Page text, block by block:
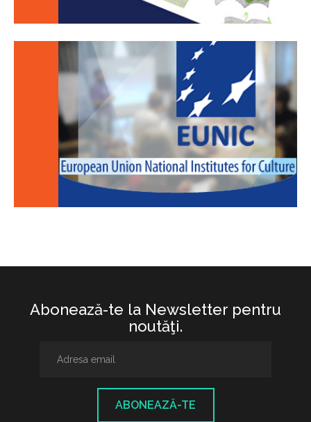
Abonează-te la Newsletter pentru
noutăţi.
ABONEAZĂ-TE